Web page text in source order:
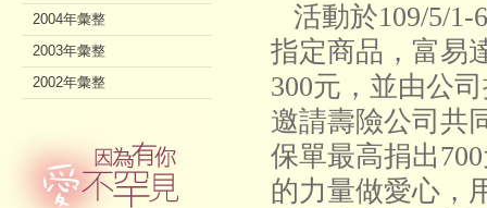
活動於109/5/1-
指定商品，富易
300元，並由公
邀請壽險公司共
保單最高捐出
的力量做愛心，
2004年彙整
2003年彙整
2002年彙整